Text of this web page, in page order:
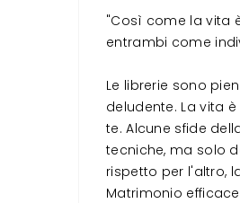
"Così come la vita
entrambi come
Le librerie sono
deludente. La vita
te. Alcune sfide
tecniche, ma solo
rispetto per l'altro,
Matrimonio